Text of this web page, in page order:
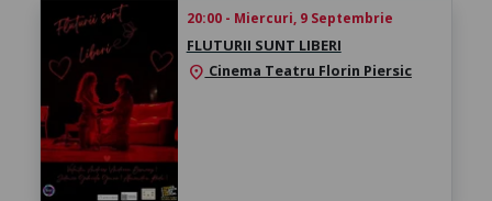
20:00 - Miercuri, 9 Septembrie
FLUTURII SUNT LIBERI
location_on Cinema Teatru Florin Piersic